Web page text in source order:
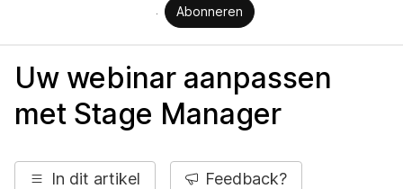
Abonneren
Uw webinar aanpassen
met Stage Manager
In dit artikel Feedback?